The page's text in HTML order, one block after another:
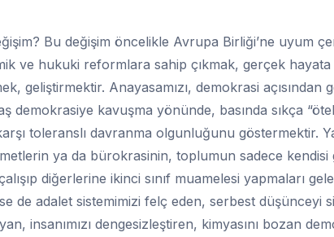
Bu değişim öncelikle Avrupa Birliği’ne uyum
ve hukuki reformlara sahip çıkmak, gerçek
geliştirmektir. Anayasamızı, demokrasi açısından
demokrasiye kavuşma yönünde, basında sıkça
toleranslı davranma olgunluğunu göstermektir.
ya da bürokrasinin, toplumun sadece kendisi
diğerlerine ikinci sınıf muamelesi yapmaları
de adalet sistemimizi felç eden, serbest düşünceyi
insanımızı dengesizleştiren, kimyasını bozan